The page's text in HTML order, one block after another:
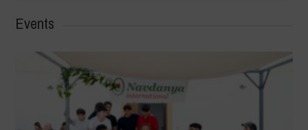
Events